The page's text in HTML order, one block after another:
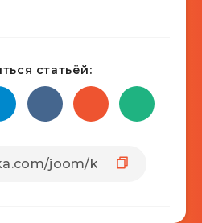
статьёй: